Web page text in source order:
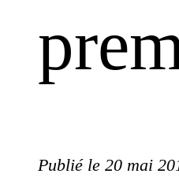
Publié le 20 mai